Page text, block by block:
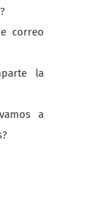
correo
la
a